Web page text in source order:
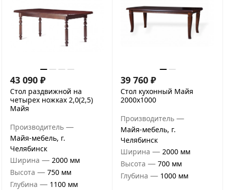
43 090 ₽
Стол раздвижной на
четырех ножках 2,0(2,5)
Майя
Производитель —
Майя-мебель, г.
Челябинск
Ширина — 2000 мм
Высота — 750 мм
Глубина — 1100 мм
39 760 ₽
Стол кухонный Майя
2000х1000
Производитель —
Майя-мебель, г.
Челябинск
Ширина — 2000 мм
Высота — 700 мм
Глубина — 1000 мм